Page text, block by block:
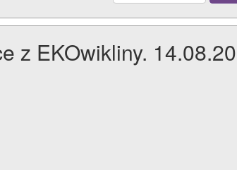
z EKOwikliny.